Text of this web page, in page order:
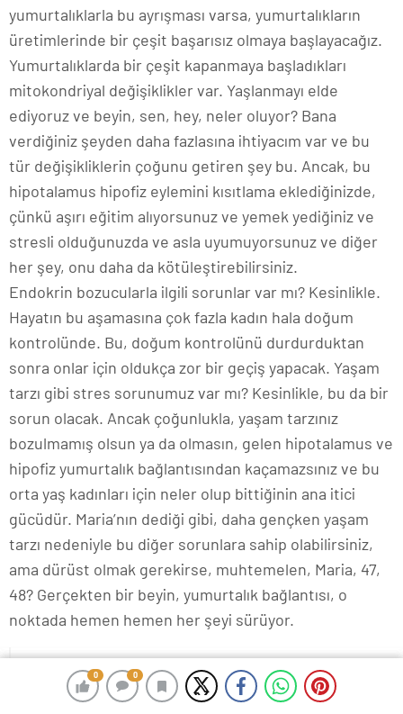
0 0
0 0
yumurtalıklarla bu ayrışması varsa, yumurtalıkların
üretimlerinde bir çeşit başarısız olmaya başlayacağız.
Yumurtalıklarda bir çeşit kapanmaya başladıkları
mitokondriyal değişiklikler var. Yaşlanmayı elde
ediyoruz ve beyin, sen, hey, neler oluyor? Bana
verdiğiniz şeyden daha fazlasına ihtiyacım var ve bu
tür değişikliklerin çoğunu getiren şey bu. Ancak, bu
hipotalamus hipofiz eylemini kısıtlama eklediğinizde,
çünkü aşırı eğitim alıyorsunuz ve yemek yediğiniz ve
stresli olduğunuzda ve asla uyumuyorsunuz ve diğer
her şey, onu daha da kötüleştirebilirsiniz.
Endokrin bozucularla ilgili sorunlar var mı? Kesinlikle.
Hayatın bu aşamasına çok fazla kadın hala doğum
kontrolünde. Bu, doğum kontrolünü durdurduktan
sonra onlar için oldukça zor bir geçiş yapacak. Yaşam
tarzı gibi stres sorunumuz var mı? Kesinlikle, bu da bir
sorun olacak. Ancak çoğunlukla, yaşam tarzınız
bozulmamış olsun ya da olmasın, gelen hipotalamus ve
hipofiz yumurtalık bağlantısından kaçamazsınız ve bu
orta yaş kadınları için neler olup bittiğinin ana itici
gücüdür. Maria’nın dediği gibi, daha gençken yaşam
tarzı nedeniyle bu diğer sorunlara sahip olabilirsiniz,
ama dürüst olmak gerekirse, muhtemelen, Maria, 47,
48? Gerçekten bir beyin, yumurtalık bağlantısı, o
noktada hemen hemen her şeyi sürüyor.
Uzun ömürü takip etmenin neden noktayı
kaçırabileceğini keşfedin. Metabolik ustalık yoluyla